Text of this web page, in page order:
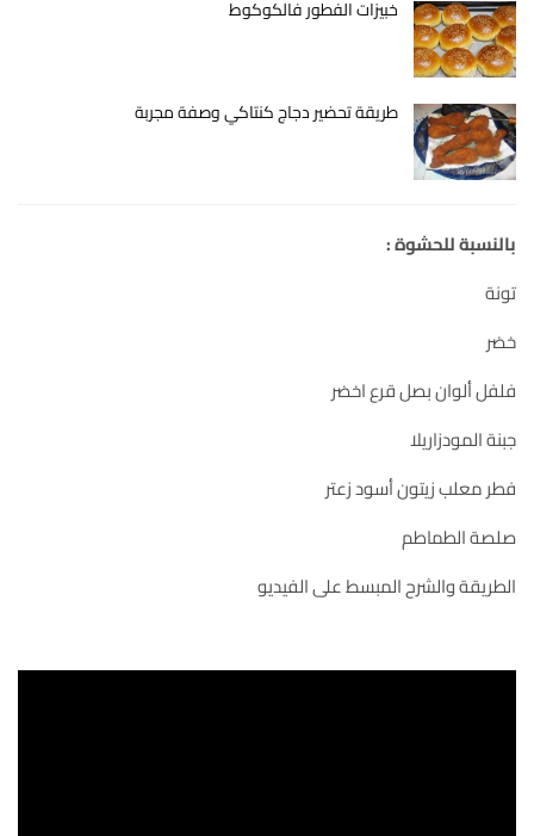
خبيزات الفطور فالكوكوط
طريقة تحضير دجاج كنتاكي وصفة مجربة
بالنسبة للحشوة :
تونة
خضر
فلفل ألوان بصل قرع اخضر
جبنة المودزاريلا
فطر معلب زيتون أسود زعتر
صلصة الطماطم
الطريقة والشرح المبسط على الفيديو